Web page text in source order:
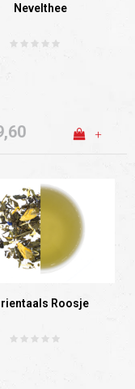
Nevelthee
+
Roosje